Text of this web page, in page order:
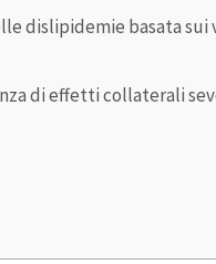
dislipidemie basata sui
di effetti collaterali